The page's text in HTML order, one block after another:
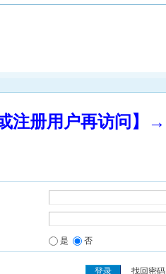
注册用户再访问】→
是 否
找回密码